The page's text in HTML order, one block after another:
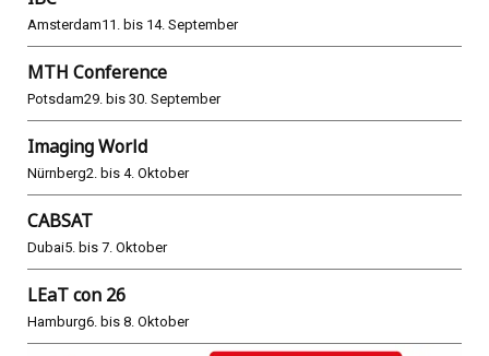
Amsterdam11. bis 14. September
MTH Conference
Potsdam29. bis 30. September
Imaging World
Nürnberg2. bis 4. Oktober
CABSAT
Dubai5. bis 7. Oktober
LEaT con 26
Hamburg6. bis 8. Oktober